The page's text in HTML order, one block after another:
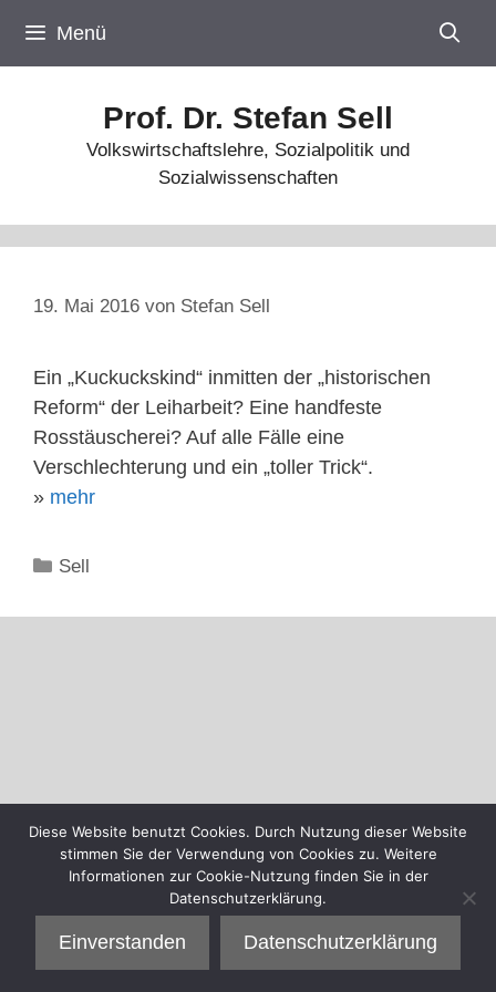
Inhalt
springen
Menü
Prof. Dr. Stefan Sell
Volkswirtschaftslehre, Sozialpolitik und
Sozialwissenschaften
19. Mai 2016 von Stefan Sell
Ein „Kuckuckskind“ inmitten der „historischen
Reform“ der Leiharbeit? Eine handfeste
Rosstäuscherei? Auf alle Fälle eine
Verschlechterung und ein „toller Trick“.
» mehr
Kategorien
Sell
Diese Website benutzt Cookies. Durch Nutzung dieser Website
stimmen Sie der Verwendung von Cookies zu. Weitere
Informationen zur Cookie-Nutzung finden Sie in der
Datenschutzerklärung.
Einverstanden Datenschutzerklärung